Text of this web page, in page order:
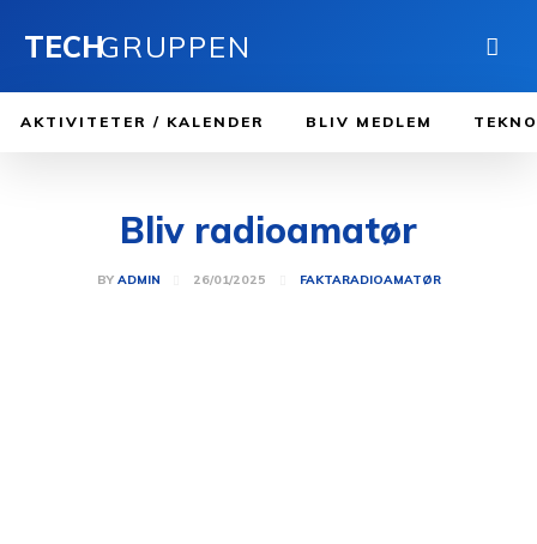
TECHGRUPPEN
AKTIVITETER / KALENDER BLIV MEDLEM
Bliv radioamatør
BY ADMIN 26/01/2025 FAKTARADIOAMATØR